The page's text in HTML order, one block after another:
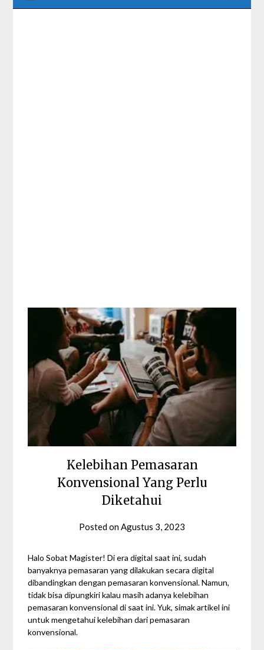
Kelebihan Pemasaran
Konvensional Yang Perlu
Diketahui
Posted onAgustus 3, 2023
Gezita
Halo Sobat Magister! Di era digital saat ini, sudah
banyaknya pemasaran yang dilakukan secara digital
dibandingkan dengan pemasaran konvensional. Namun,
tidak bisa dipungkiri kalau masih adanya kelebihan
pemasaran konvensional di saat ini. Yuk, simak artikel ini
untuk mengetahui kelebihan dari pemasaran
konvensional.